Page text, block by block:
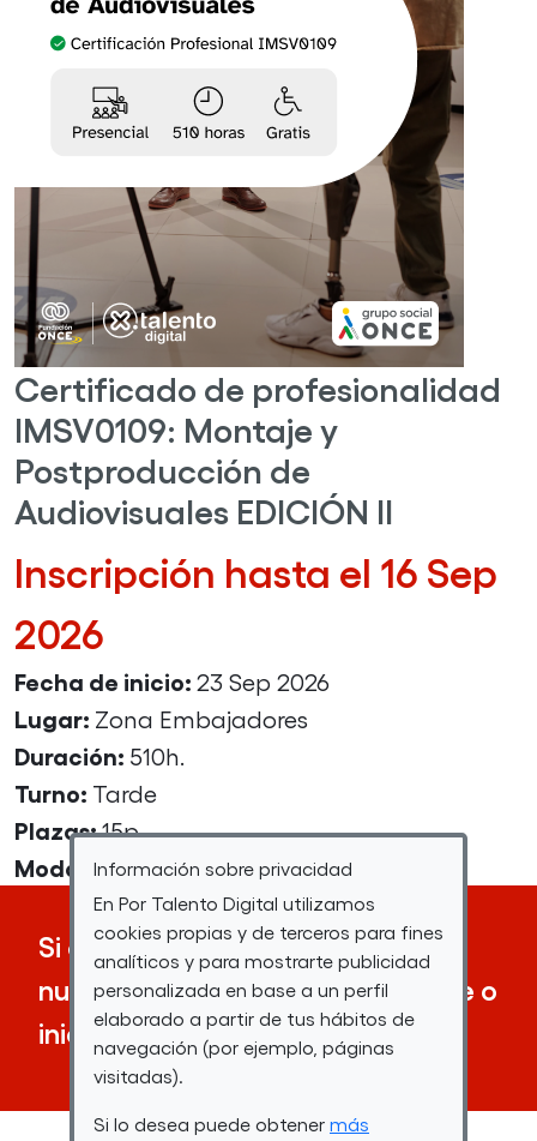
Información sobre privacidad
En Por Talento Digital utilizamos
cookies propias y de terceros para fines
analíticos y para mostrarte publicidad
personalizada en base a un perfil
elaborado a partir de tus hábitos de
navegación (por ejemplo, páginas
visitadas).
Si lo desea puede obtener más
Certificado de profesionalidad
IMSV0109: Montaje y
Postproducción de
Audiovisuales EDICIÓN II
Inscripción hasta el 16 Sep
2026
Fecha de inicio: 23 Sep 2026
Lugar: Zona Embajadores
Duración: 510h.
Turno: Tarde
Plazas:15p.
Modalidad:Presencial
Si desea inscribirse a uno de
nuestros cursos, debe registrarse o
iniciar sesión.